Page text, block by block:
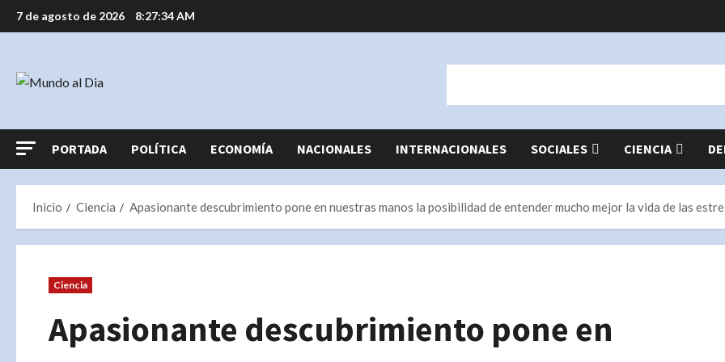
Saltar
al
7 de agosto de 2026 8:27:35 AM
PORTADA POLÍTICA ECONOMÍA NACIONALES INTERNACIONALES SOCIALES CIENCIA
Inicio Ciencia Apasionante descubrimiento pone en nuestras manos la posibilidad de entender mucho mejor la vida de las
Ciencia
Apasionante descubrimiento pone en